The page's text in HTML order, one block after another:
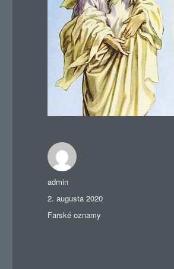
Autor
admin
Publikované
2. augusta 2020
Kategórie
Farské oznamy